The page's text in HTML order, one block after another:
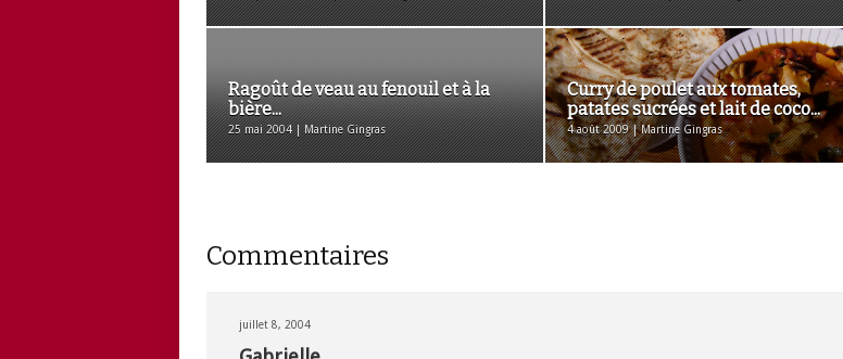
Ragoût de veau au fenouil et à la
bière...
25 mai 2004 | Martine Gingras
Curry de poulet aux tomates,
patates sucrées et lait de coco...
4 août 2009 | Martine Gingras
Commentaires
juillet 8, 2004